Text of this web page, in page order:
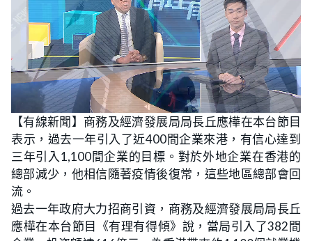
U
n
m
t
e
L
o
a
d
e
d
:
3
0
.
%
【有線新聞】商務及經濟發展局局長丘應樺在本台節目
表示，過去一年引入了近400間企業來港，有信心達到
三年引入1,100間企業的目標。對於外地企業在香港的
總部減少，他相信隨著疫情後復常，這些地區總部會回
流。
過去一年政府大力招商引資，商務及經濟發展局局長丘
應樺在本台節目《有理有得傾》說，當局引入了382間